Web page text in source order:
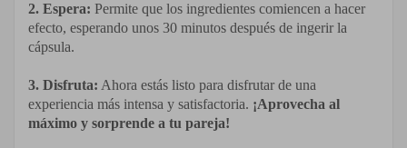
2. Espera: Permite que los ingredientes comiencen a hacer
efecto, esperando unos 30 minutos después de ingerir la
cápsula.
3. Disfruta: Ahora estás listo para disfrutar de una
experiencia más intensa y satisfactoria. ¡Aprovecha al
máximo y sorprende a tu pareja!